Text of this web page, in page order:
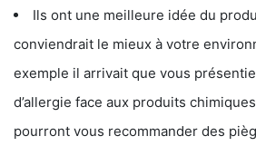
Ils ont une meilleure idée du
conviendrait le mieux à votre
exemple il arrivait que vous
d’allergie face aux produits
pourront vous recommander des